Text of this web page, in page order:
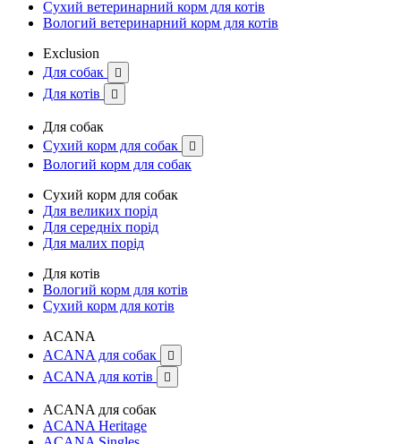
Сухий ветеринарний корм для котів
Вологий ветеринарний корм для котів
Exclusion
Для собак

Для котів 
Для собак
Сухий корм для собак

Вологий корм для собак
Сухий корм для собак
Для великих порід
Для середніх порід
Для малих порід
Для котів
Вологий корм для котів
Сухий корм для котів
ACANA
ACANA для собак

ACANA для котів 
ACANA для собак
ACANA Heritage